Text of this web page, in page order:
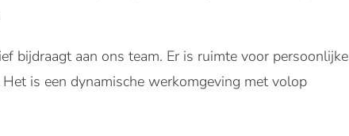
bijdraagt aan ons team. Er is ruimte voor persoonlijke
is een dynamische werkomgeving met volop